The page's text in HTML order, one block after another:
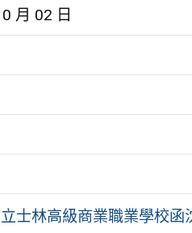
月 02 日
士林高級商業職業學校